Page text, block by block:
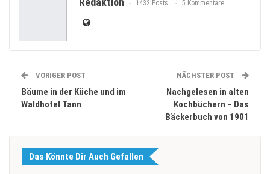
1432 Posts 5 Kommentare
VORIGER POST
Bäume in der Küche und im
Waldhotel Tann
NÄCHSTER POST
Nachgelesen in alten
Kochbüchern – Das
Bäckerbuch von 1901
Das Könnte Dir Auch Gefallen